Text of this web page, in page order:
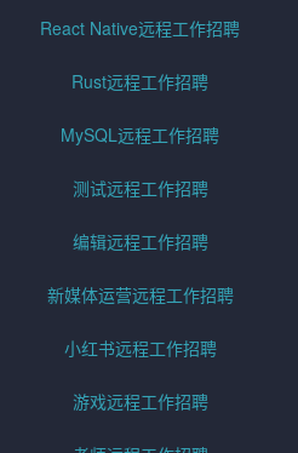
React Native远程工作招聘
Rust远程工作招聘
MySQL远程工作招聘
测试远程工作招聘
编辑远程工作招聘
新媒体运营远程工作招聘
小红书远程工作招聘
游戏远程工作招聘